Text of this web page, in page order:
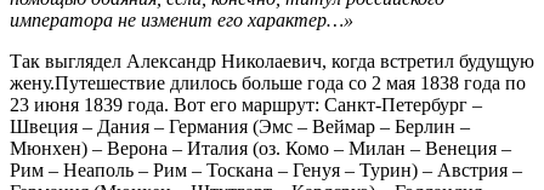
императора не изменит его характер…»
Так выглядел Александр Николаевич, когда встретил будущую
жену.Путешествие длилось больше года со 2 мая 1838 года по
23 июня 1839 года. Вот его маршрут: Санкт-Петербург –
Швеция – Дания – Германия (Эмс – Веймар – Берлин –
Мюнхен) – Верона – Италия (оз. Комо – Милан – Венеция –
Рим – Неаполь – Рим – Тоскана – Генуя – Турин) – Австрия –